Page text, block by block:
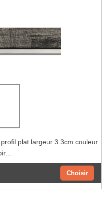
plat largeur 3.3cm couleur
Choisir